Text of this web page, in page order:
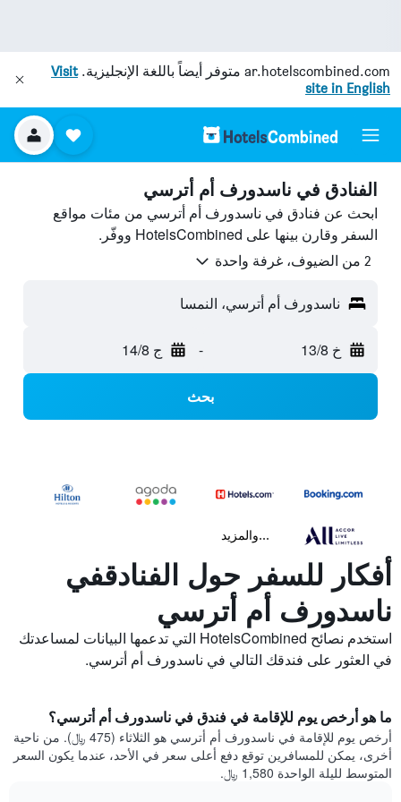
ar.hotelscombined.com متوفر أيضاً باللغة الإنجليزية.Visit
site in English
الفنادق في ناسدورف أم أترسي
ابحث عن فنادق في ناسدورف أم أترسي من مئات مواقع
السفر وقارن بينها على HotelsCombined ووفّر.
2 من الضيوف، غرفة واحدة
ناسدورف أم أترسي، النمسا
خ 13/8 - ج 14/8
بحث
...والمزيد
أفكار للسفر حول الفنادقفي
ناسدورف أم أترسي
استخدم نصائح HotelsCombined التي تدعمها البيانات لمساعدتك
في العثور على فندقك التالي في ناسدورف أم أترسي.
ما هو أرخص يوم للإقامة في فندق في ناسدورف أم أترسي؟
أرخص يوم للإقامة في ناسدورف أم أترسي هو الثلاثاء (475 ﷼). من ناحية
أخرى، يمكن للمسافرين توقع دفع أعلى سعر في الأحد، عندما يكون السعر
المتوسط لليلة الواحدة 1,580 ﷼.